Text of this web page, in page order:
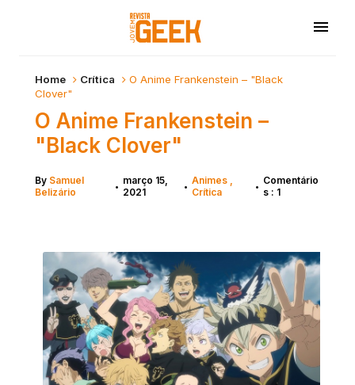
Home Crítica
O Anime Frankenstein – "Black
Clover"
O Anime Frankenstein –
"Black Clover"
By Samuel
Belizário
• março 15,
2021
• Animes
Crítica
• Comentário
s : 1